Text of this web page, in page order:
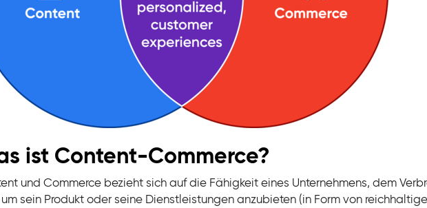
ist Content-Commerce?
und Commerce bezieht sich auf die Fähigkeit eines Unternehmens, dem
sein Produkt oder seine Dienstleistungen anzubieten (in Form von